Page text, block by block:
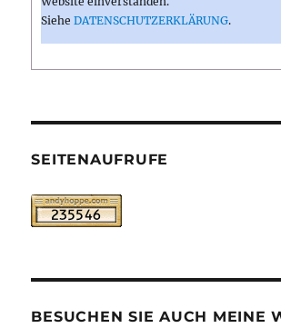
SieheDATENSCHUTZERKLÄRUNG.
SEITENAUFRUFE
BESUCHEN SIE AUCH MEINE